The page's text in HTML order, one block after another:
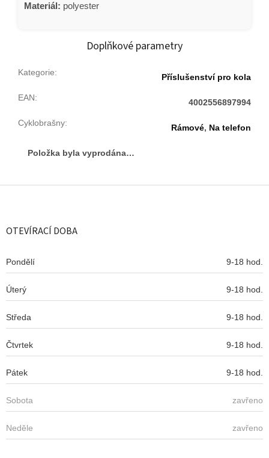
Materiál: polyester
Doplňkové parametry
Kategorie: Příslušenství pro kola
EAN: 4002556897994
Cyklobrašny: Rámové, Na telefon
Položka byla vyprodána…
Z
OTEVÍRACÍ DOBA
Pondělí 9-18 hod.
Úterý 9-18 hod.
Středa 9-18 hod.
Čtvrtek 9-18 hod.
Pátek 9-18 hod.
Sobota zavřeno
Neděle zavřeno